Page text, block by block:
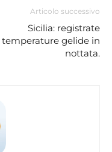
Articolo successivo
Sicilia: registrate
temperature gelide in
nottata.